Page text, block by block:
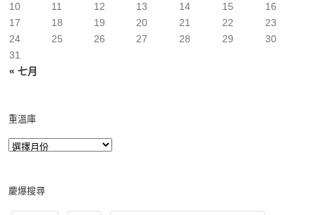
« 七月
10
11 12 13 14 15
16
17
18 19 20 21 22
23
24
25 26 27 28 29
30
31
重溫庫
慶爆搜尋